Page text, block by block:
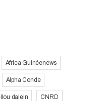
Africa Guinéenews
Alpha Conde
dalein CNRD